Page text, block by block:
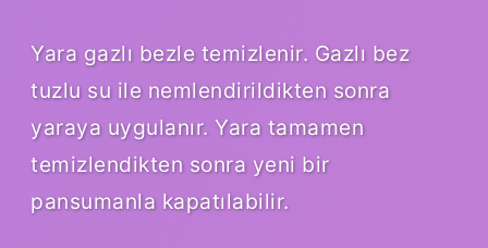
Yara gazlı bezle temizlenir. Gazlı bez
tuzlu su ile nemlendirildikten sonra
yaraya uygulanır. Yara tamamen
temizlendikten sonra yeni bir
pansumanla kapatılabilir.